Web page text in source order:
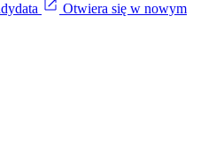
Otwiera się w nowym